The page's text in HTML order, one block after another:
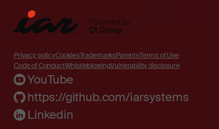
Privacy policyCookiesTrademarksPatentsTerms of Use
Code of ConductWhistleblowingVulnerability disclosure
YouTube
https://github.com/iarsystems
Linkedin